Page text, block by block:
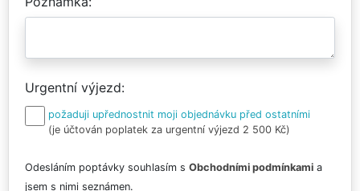
Urgentní výjezd
požaduji upřednostnit moji objednávku před ostatními
(je účtován poplatek za urgentní výjezd 2 500 Kč)
Odesláním poptávky souhlasím s Obchodními podmínkami a
jsem s nimi seznámen.